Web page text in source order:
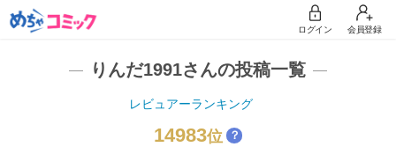
ログイン 会員登録
りんだ1991さんの投稿一覧
レビュアーランキング
14983位 ？